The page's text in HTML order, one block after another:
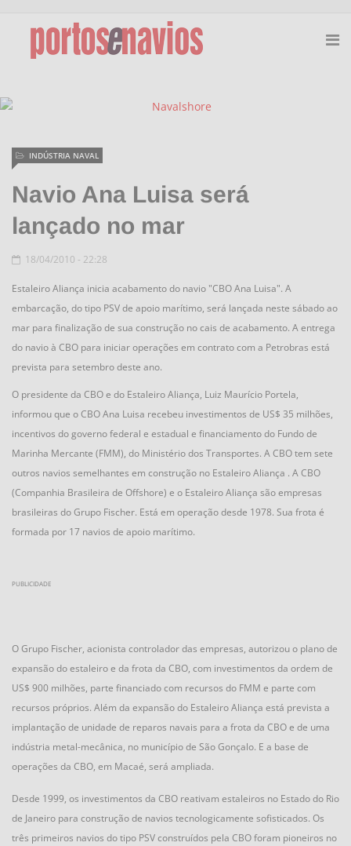
Navio Ana Luisa será
lançado no mar
INDÚSTRIA NAVAL
18/04/2010 - 22:28
Estaleiro Aliança inicia acabamento do navio "CBO Ana Luisa". A
embarcação, do tipo PSV de apoio marítimo, será lançada neste sábado ao
mar para finalização de sua construção no cais de acabamento. A entrega
do navio à CBO para iniciar operações em contrato com a Petrobras está
prevista para setembro deste ano.
O presidente da CBO e do Estaleiro Aliança, Luiz Maurício Portela,
informou que o CBO Ana Luisa recebeu investimentos de US$ 35 milhões,
incentivos do governo federal e estadual e financiamento do Fundo de
Marinha Mercante (FMM), do Ministério dos Transportes. A CBO tem sete
outros navios semelhantes em construção no Estaleiro Aliança . A CBO
(Companhia Brasileira de Offshore) e o Estaleiro Aliança são empresas
brasileiras do Grupo Fischer. Está em operação desde 1978. Sua frota é
formada por 17 navios de apoio marítimo.
PUBLICIDADE
O Grupo Fischer, acionista controlador das empresas, autorizou o plano de
expansão do estaleiro e da frota da CBO, com investimentos da ordem de
US$ 900 milhões, parte financiado com recursos do FMM e parte com
recursos próprios. Além da expansão do Estaleiro Aliança está prevista a
implantação de unidade de reparos navais para a frota da CBO e de uma
indústria metal-mecânica, no município de São Gonçalo. E a base de
operações da CBO, em Macaé, será ampliada.
Desde 1999, os investimentos da CBO reativam estaleiros no Estado do Rio
de Janeiro para construção de navios tecnologicamente sofisticados. Os
três primeiros navios do tipo PSV construídos pela CBO foram pioneiros no